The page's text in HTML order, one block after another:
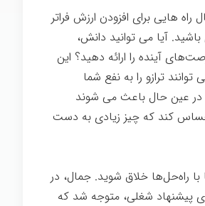
راه هایی برای افزودن ارزش فراتر
باشید. آیا می توانید دانش،
آینده را ارائه دهید؟ این
ترازو را به نفع شما
در عین حال باعث می شوند
کند که چیز زیادی به دست
با راه‌حل‌ها خلاق شوید. جمال، در
پیشنهاد شغلی، متوجه شد که